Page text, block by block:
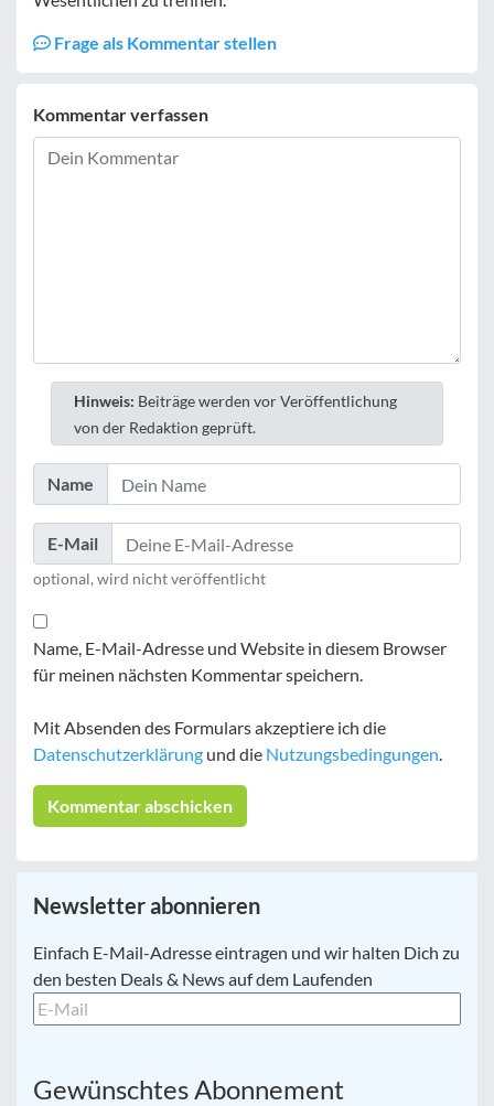
Frage als Kommentar stellen
Kommentar verfassen
Hinweis: Beiträge werden vor Veröffentlichung
von der Redaktion geprüft.
Name
E-Mail
optional, wird nicht veröffentlicht
Name, E-Mail-Adresse und Website in diesem Browser
für meinen nächsten Kommentar speichern.
Mit Absenden des Formulars akzeptiere ich die
Datenschutzerklärung und die Nutzungsbedingungen.
Newsletter abonnieren
E-
Mail *
Einfach E-Mail-Adresse eintragen und wir halten Dich zu
den besten Deals & News auf dem Laufenden
Gewünschtes Abonnement